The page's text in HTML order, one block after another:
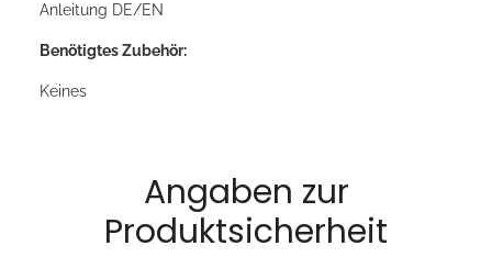
Anleitung DE/EN
Benötigtes Zubehör:
Keines
Angaben zur
Produktsicherheit